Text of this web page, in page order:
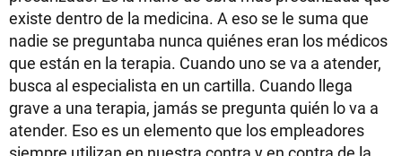
existe dentro de la medicina. A eso se le suma que
nadie se preguntaba nunca quiénes eran los médicos
que están en la terapia. Cuando uno se va a atender,
busca al especialista en un cartilla. Cuando llega
grave a una terapia, jamás se pregunta quién lo va a
atender. Eso es un elemento que los empleadores